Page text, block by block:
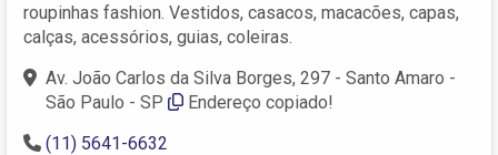
roupinhas fashion. Vestidos, casacos, macacões, capas,
calças, acessórios, guias, coleiras.
Av. João Carlos da Silva Borges, 297 - Santo Amaro -
São Paulo - SP
Endereço copiado!
(11) 5641-6632